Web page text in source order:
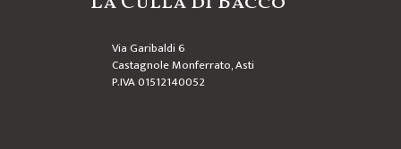
Via Garibaldi 6
Castagnole Monferrato, Asti
P.IVA 01512140052